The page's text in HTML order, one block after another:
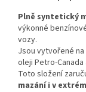
Plně syntetický
výkonné
vozy.
Jsou vytvořené
oleji Petro-
Toto složení
mazání i v